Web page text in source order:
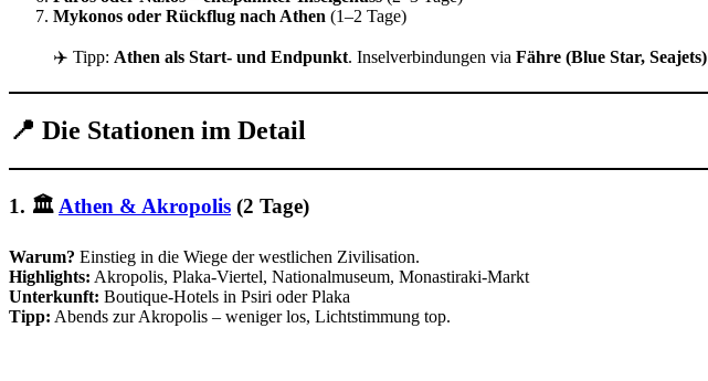
Mykonos oder Rückflug nach Athen (1–2 Tage)
✈️ Tipp: Athen als Start- und Endpunkt. Inselverbindungen via Fähre (Blue Star, Seajets)
📍 Die Stationen im Detail
1. 🏛️ Athen & Akropolis (2 Tage)
Warum? Einstieg in die Wiege der westlichen Zivilisation.
Highlights: Akropolis, Plaka-Viertel, Nationalmuseum, Monastiraki-Markt
Unterkunft: Boutique-Hotels in Psiri oder Plaka
Tipp: Abends zur Akropolis – weniger los, Lichtstimmung top.